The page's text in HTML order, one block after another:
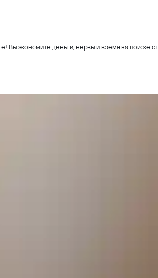
Вы экономите деньги, нервы и время на поиске